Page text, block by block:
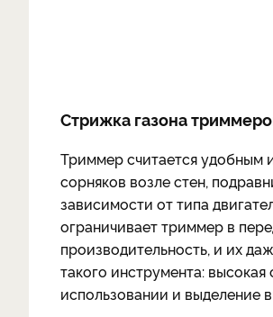
Стрижка газона
Триммер считается удобным
сорняков возле стен,
зависимости от типа
ограничивает триммер в
производительность, и их
такого инструмента:
использовании и выделение